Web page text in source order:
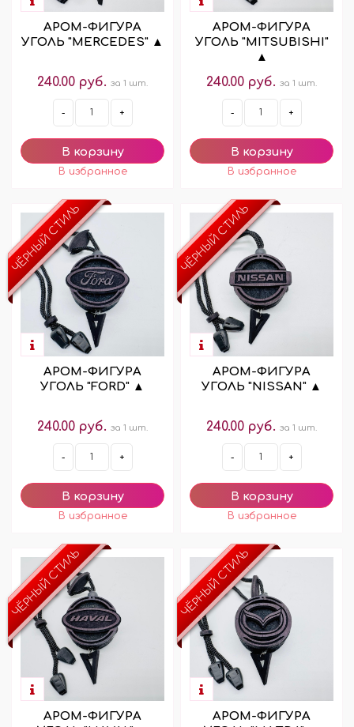
АРОМ-ФИГУРА
УГОЛЬ "MERCEDES" ▲
240.00 руб. за 1 шт.
- +
АРОМ-ФИГУРА
УГОЛЬ "MITSUBISHI"
▲
240.00 руб. за 1 шт.
- +
ЧЁРНЫЙ СТИЛЬ
АРОМ-ФИГУРА
УГОЛЬ "FORD" ▲
240.00 руб. за 1 шт.
- +
ЧЁРНЫЙ СТИЛЬ
АРОМ-ФИГУРА
УГОЛЬ "NISSAN" ▲
240.00 руб. за 1 шт.
- +
ЧЁРНЫЙ СТИЛЬ
АРОМ-ФИГУРА
ЧЁРНЫЙ СТИЛЬ
АРОМ-ФИГУРА